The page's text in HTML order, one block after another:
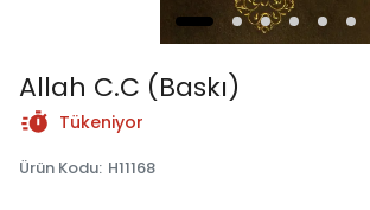
Allah C.C (Baskı)
Tükeniyor
Ürün Kodu: H11168